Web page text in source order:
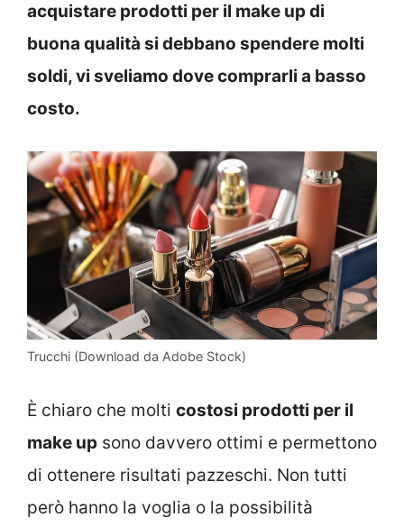
acquistare prodotti per il make up di
buona qualità si debbano spendere molti
soldi, vi sveliamo dove comprarli a basso
costo.
Trucchi (Download da Adobe Stock)
È chiaro che molti costosi prodotti per il
make up sono davvero ottimi e permettono
di ottenere risultati pazzeschi. Non tutti
però hanno la voglia o la possibilità